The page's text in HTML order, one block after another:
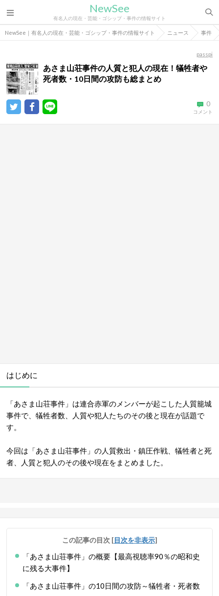
NewSee
有名人の現在・芸能・ゴシップ・事件の情報サイト
NewSee｜有名人の現在・芸能・ゴシップ・事件の情報サイト ニュース 事件
passpi
あさま山荘事件の人質と犯人の現在！犠牲者や
死者数・10日間の攻防も総まとめ
0
コメント
はじめに
「あさま山荘事件」は連合赤軍のメンバーが起こした人質籠城
事件で、犠牲者数、人質や犯人たちのその後と現在が話題で
す。
今回は「あさま山荘事件」の人質救出・鎮圧作戦、犠牲者と死
者、人質と犯人のその後や現在をまとめました。
この記事の目次 [目次を非表示]
「あさま山荘事件」の概要【最高視聴率90％の昭和史
に残る大事件】
「あさま山荘事件」の10日間の攻防～犠牲者・死者数